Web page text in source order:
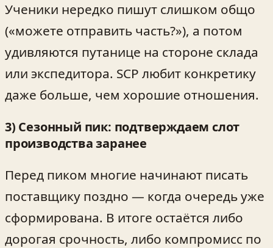
Ученики нередко пишут слишком общо
(«можете отправить часть?»), а потом
удивляются путанице на стороне склада
или экспедитора. SCP любит конкретику
даже больше, чем хорошие отношения.
3) Сезонный пик: подтверждаем слот
производства заранее
Перед пиком многие начинают писать
поставщику поздно — когда очередь уже
сформирована. В итоге остаётся либо
дорогая срочность, либо компромисс по